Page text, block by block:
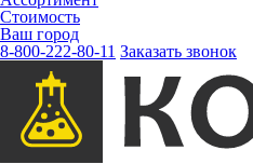
Стоимость
Ваш город
8-800-222-80-11 Заказать звонок